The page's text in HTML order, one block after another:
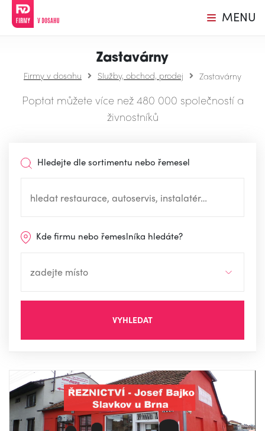
MENU
Zastavárny
Firmy v dosahu Služby, obchod, prodej Zastavárny
Poptat můžete více než 480 000 společností a
živnostníků
Hledejte dle sortimentu nebo řemesel
Kde firmu nebo řemeslníka hledáte?
VYHLEDAT